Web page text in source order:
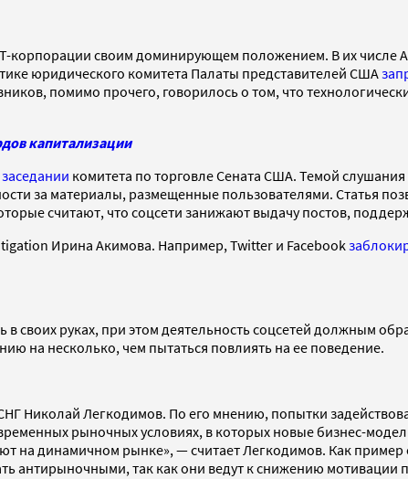
корпорации своим доминирующем положением. В их числе
юридического комитета Палаты представителей США
помимо прочего, говорилось о том, что
капитализации
заседании комитета по торговле Сената США. Темой
за материалы, размещенные пользователями. Статья
считают, что соцсети занижают выдачу постов,
Ирина Акимова. Например, Twitter и Facebook
своих руках, при этом деятельность соцсетей должным
на несколько, чем пытаться повлиять на ее поведение.
Николай Легкодимов. По его мнению, попытки
рыночных условиях, в которых новые бизнес-
на динамичном рынке», — считает Легкодимов. Как пример
антирыночными, так как они ведут к снижению